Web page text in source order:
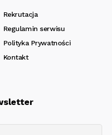
Rekrutacja
Regulamin serwisu
Polityka Prywatności
Kontakt